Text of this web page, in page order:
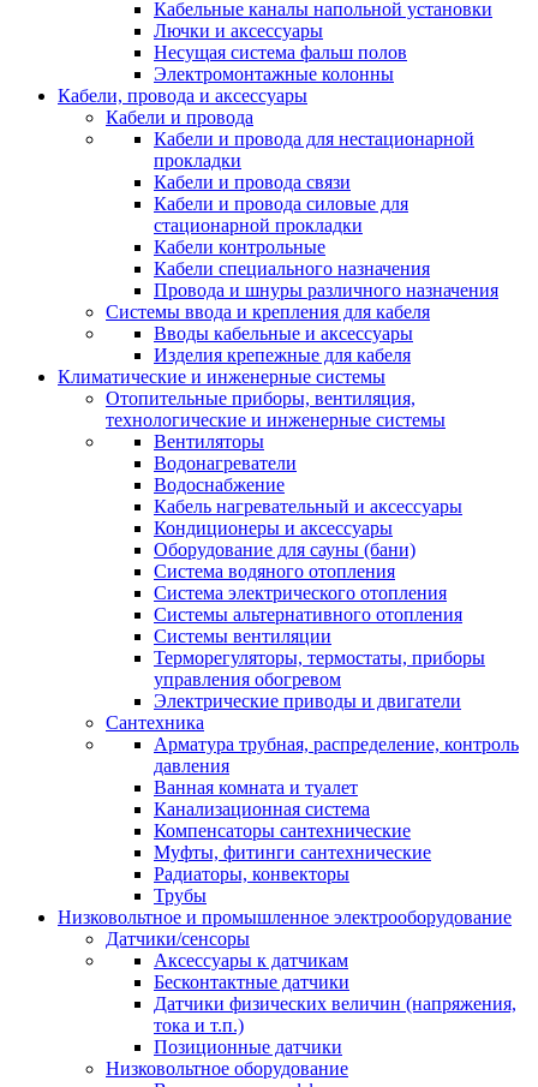
Кабельные каналы напольной установки
Лючки и аксессуары
Несущая система фальш полов
Электромонтажные колонны
Кабели, провода и аксессуары
Кабели и провода
Кабели и провода для нестационарной
прокладки
Кабели и провода связи
Кабели и провода силовые для
стационарной прокладки
Кабели контрольные
Кабели специального назначения
Провода и шнуры различного назначения
Системы ввода и крепления для кабеля
Вводы кабельные и аксессуары
Изделия крепежные для кабеля
Климатические и инженерные системы
Отопительные приборы, вентиляция,
технологические и инженерные системы
Вентиляторы
Водонагреватели
Водоснабжение
Кабель нагревательный и аксессуары
Кондиционеры и аксессуары
Оборудование для сауны (бани)
Система водяного отопления
Система электрического отопления
Системы альтернативного отопления
Системы вентиляции
Терморегуляторы, термостаты, приборы
управления обогревом
Электрические приводы и двигатели
Сантехника
Арматура трубная, распределение, контроль
давления
Ванная комната и туалет
Канализационная система
Компенсаторы сантехнические
Муфты, фитинги сантехнические
Радиаторы, конвекторы
Трубы
Низковольтное и промышленное электрооборудование
Датчики/сенсоры
Аксессуары к датчикам
Бесконтактные датчики
Датчики физических величин (напряжения,
тока и т.п.)
Позиционные датчики
Низковольтное оборудование